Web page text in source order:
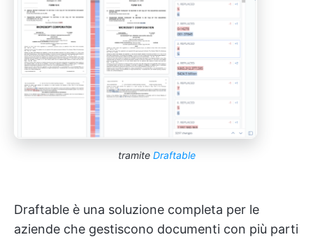
tramite Draftable
Draftable è una soluzione completa per le
aziende che gestiscono documenti con più parti